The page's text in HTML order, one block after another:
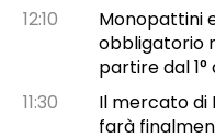
12:10
Monopattini
obbligatorio
partire dal
11:30
Il mercato di
farà